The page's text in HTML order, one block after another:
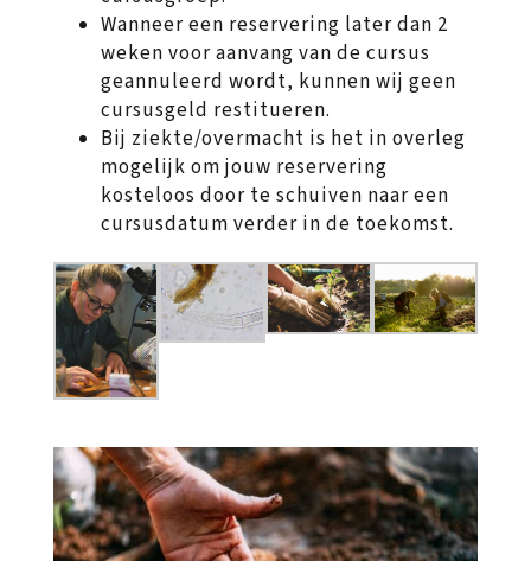
Wanneer een reservering later dan 2
weken voor aanvang van de cursus
geannuleerd wordt, kunnen wij geen
cursusgeld restitueren.
Bij ziekte/overmacht is het in overleg
mogelijk om jouw reservering
kosteloos door te schuiven naar een
cursusdatum verder in de toekomst.